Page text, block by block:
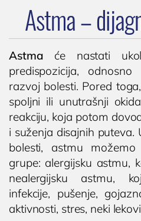
Astma –
Astma će nastati
predispozicija,
razvoj bolesti. Pored
spoljni ili unutrašnji
reakciju, koja potom
i suženja disajnih puteva.
bolesti, astmu
grupe: alergijsku astmu,
nealergijsku astmu,
infekcije, pušenje,
aktivnosti, stres, neki